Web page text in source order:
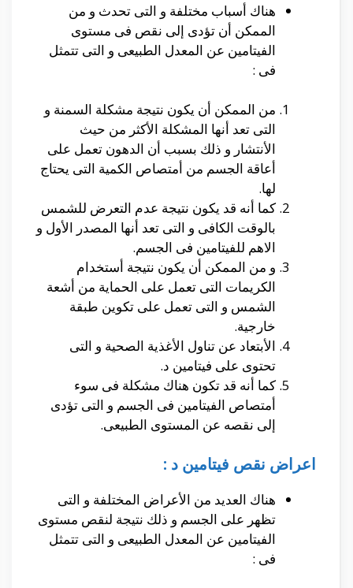
هناك أسباب مختلفة و التى تحدث و من
الممكن أن تؤدى إلى نقص فى مستوى
الفيتامين عن المعدل الطبيعى و التى تتمثل
فى :
من الممكن أن يكون نتيجة مشكلة السمنة و
التى تعد أنها المشكلة الأكثر من حيث
الأنتشار و ذلك بسبب أن الدهون تعمل على
أعاقة الجسم من أمتصاص الكمية التى يحتاج
لها.
كما أنه قد يكون نتيجة عدم التعرض للشمس
بالوقت الكافى و التى تعد أنها المصدر الأول و
الاهم للفيتامين فى الجسم.
و من الممكن أن يكون نتيجة أستخدام
الكريمات التى تعمل على الحماية من أشعة
الشمس و التى تعمل على تكوين طبقة
خارجية.
الأبتعاد عن تناول الأغذية الصحية و التى
تحتوى على فيتامين د.
كما أنه قد تكون هناك مشكلة فى سوء
أمتصاص الفيتامين فى الجسم و التى تؤدى
إلى نقصه عن المستوى الطبيعى.
اعراض نقص فيتامين د :
هناك العديد من الأعراض المختلفة و التى
تظهر على الجسم و ذلك نتيجة لنقص مستوى
الفيتامين عن المعدل الطبيعى و التى تتمثل
فى :